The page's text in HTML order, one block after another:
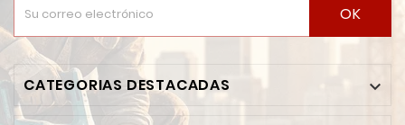
OK
CATEGORIAS DESTACADAS 